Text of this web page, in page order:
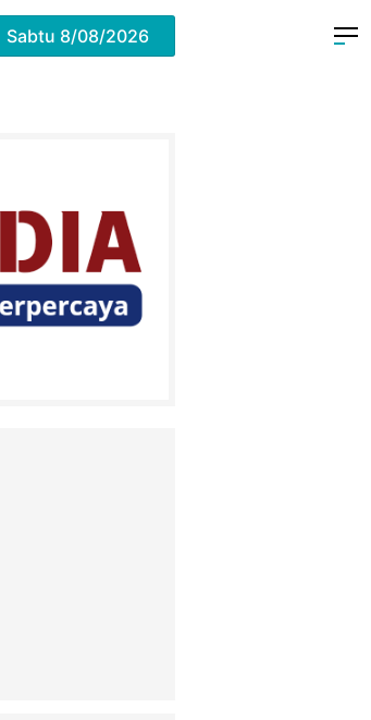
Sabtu 8/08/2026